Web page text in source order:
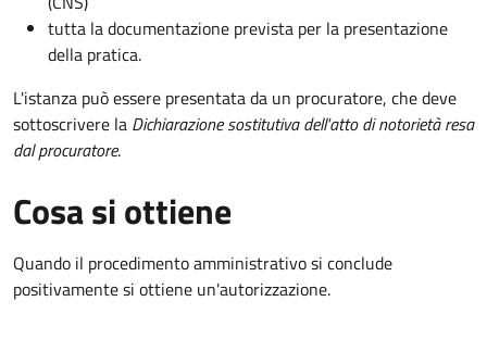
tutta la documentazione prevista per la presentazione
della pratica.
L'istanza può essere presentata da un procuratore, che deve
sottoscrivere la Dichiarazione sostitutiva dell'atto di notorietà resa
dal procuratore.
Cosa si ottiene
Quando il procedimento amministrativo si conclude
positivamente si ottiene un'autorizzazione.